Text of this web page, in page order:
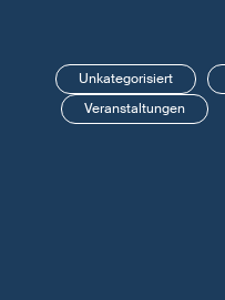
Unkategorisiert
Veranstaltungen